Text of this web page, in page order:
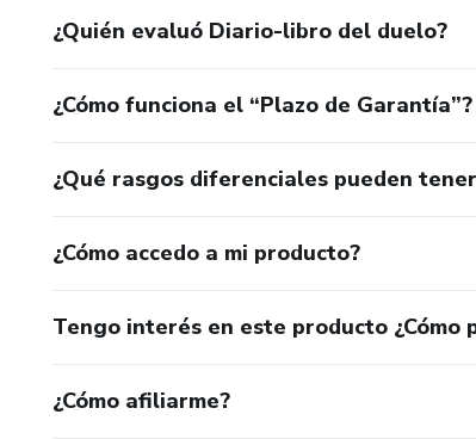
¿Quién evaluó Diario-libro del duelo?
¿Cómo funciona el “Plazo de Garantía”?
¿Qué rasgos diferenciales pueden
¿Cómo accedo a mi producto?
Tengo interés en este producto ¿Cómo
¿Cómo afiliarme?